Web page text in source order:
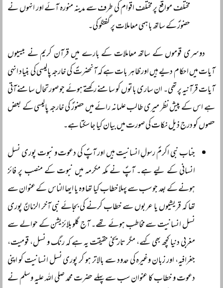
مختلف مواقع پر مختلف اقوام کی طرف سے مدینہ منورہ آئے اور انہوں نے
حضورؐ کے ساتھ باہمی معاملات پر گفتگو کی۔
دوسری قوموں کے ساتھ معاملات کے بارے میں قرآن کریم نے بیسیوں
آیات میں احکام دیے ہیں اور ظاہر بات ہے کہ آنحضرتؐ کی خارجہ پالیسی کی بنیاد انہی
آیات قرآنیہ پر تھی۔ ان ساری باتوں کو سامنے رکھتے ہوئے جو صورتحال سامنے آتی
ہے اس کے پیش نظر میری طالب علمانہ رائے میں حضورؐ کی خارجہ پالیسی کے بعض
حصوں کو درج ذیل نکات کی صورت میں بیان کیا جا سکتا ہے۔
جناب نبی اکرمؐ رسولِ انسانیت ہیں اور آپؐ کی دعوت و نبوت پوری نسل
انسانی کے لیے ہے۔ آپؐ نے مکہ مکرمہ میں نبوت کے منصب پر فائز
ہونے کے بعد جو سب سے پہلا خطاب کیا تھا وہیا ایھا الناسکے عنوان سے
تھا کہ قریشیوں یا عربوں سے خطاب کرنے کی بجائے نبی آخر الزمانؐ پوری
نسل انسانیت سے مخاطب ہوئے تھے۔ آج گلوبلائزیشن کے حوالے سے
مغربی دنیا کچھ بھی کہے، مگر تاریخی حقیقت یہ ہے کہ رنگ و نسل، قومیت،
جغرافیہ، اور زبان وغیرہ کی حدود سے بالاتر ہو کر پوری نسل انسانیت کو اپنی
دعوت و خطاب کا عنوان سب سے پہلے حضرت محمد صلی اللہ علیہ وسلم نے